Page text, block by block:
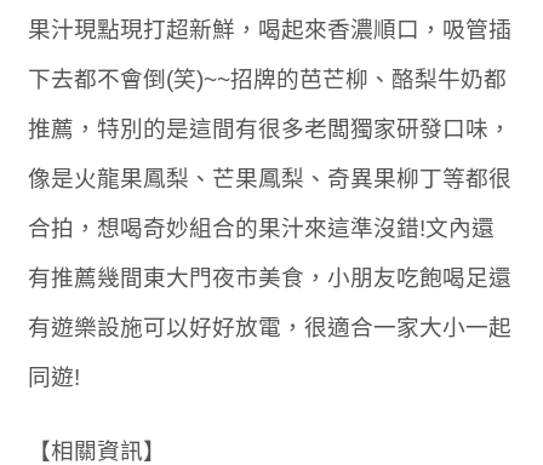
果汁現點現打超新鮮，喝起來香濃順口，吸管插
下去都不會倒(笑)~~招牌的芭芒柳、酪梨牛奶都
推薦，特別的是這間有很多老闆獨家研發口味，
像是火龍果鳳梨、芒果鳳梨、奇異果柳丁等都很
合拍，想喝奇妙組合的果汁來這準沒錯!文內還
有推薦幾間東大門夜市美食，小朋友吃飽喝足還
有遊樂設施可以好好放電，很適合一家大小一起
同遊!
【相關資訊】